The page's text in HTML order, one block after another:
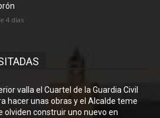
4 días
valla el Cuartel de la Guardia Civil
hacer unas obras y el Alcalde teme
olviden construir uno nuevo en